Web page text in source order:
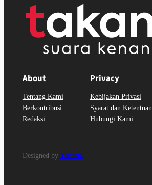
About
Tentang Kami
Berkontribusi
Redaksi
Privacy
Kebijakan Privasi
Syarat dan Ketentuan
Hubungi Kami
Designed by Takanta